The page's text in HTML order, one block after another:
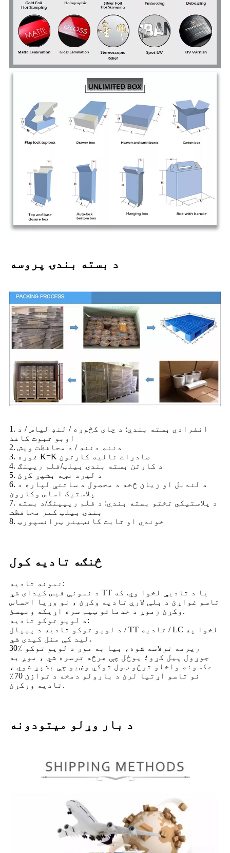
د بسته بندۍ پروسه
1. انفرادي بسته بندي: د چای کڅوړه / لنډ لپاس / د
اوبو ثبوت کاغذ
2. دننه دننه / د محافظت ویش
3. غوره K=K صادرات نالیه کارتون
4. د کارتن بسته بندۍ بیلټ/فلم ریپنګ
5. د لیږد نښه بشپړ کړئ
6. د لندبل او زیان څخه د محصول د ساتنې لپاره د
پلاستيک اساس وکاروئ
7. د پلاستيکي تختو بسته بندي: د فلم ریپینګ/د بسته
بندۍ بیلټ کمر محافظت
8. خوندي او ثابت کانټینر ټرانسپورټ
څنګه تادیه کول
نمونه تادیه:
د نمونې فیس کیدای شي TT یا د تادیې لخوا وي. که
تاسو غواړئ د بلې لارې تادیه وکړئ ، نو وړیا احساس
وکړئ زموږ د خدماتو ټیم سره اړیکه ونیسئ.
د لویو توکو تادیه:
د لویو توکو تادیه د پیپال / TT تادیه / LC لخوا په
لید کې منل کیدی شي.
30٪ زیرمه ترلاسه شوه، بیا به موږ د لویو توکو
جوړول پیل کړو؛ یوځل چې هرڅه ترسره شي ، موږ به
عکسونه واخلو ترڅو ټول توکي وښیو چې بشپړ شوي ،
نو تاسو اړتیا لرئ د بارولو دمخه د توازن 70٪
تادیه ورکړئ.
د بار وړلو میتودونه